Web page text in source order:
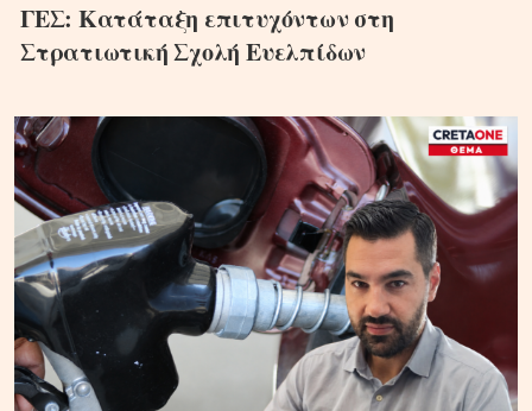
ΓΕΣ: Κατάταξη επιτυχόντων στη
Στρατιωτική Σχολή Ευελπίδων